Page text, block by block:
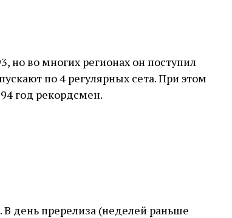
но во многих регионах он поступил
по 4 регулярных сета. При этом
год рекордсмен.
день пререлиза (неделей раньше